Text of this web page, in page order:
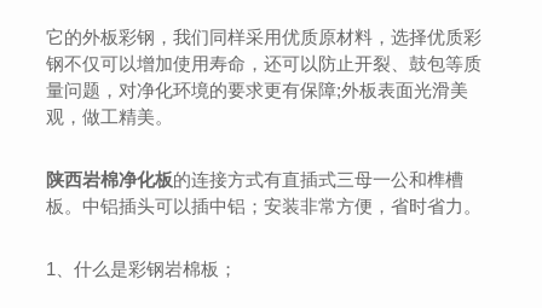
它的外板彩钢，我们同样采用优质原材料，选择优质彩
钢不仅可以增加使用寿命，还可以防止开裂、鼓包等质
量问题，对净化环境的要求更有保障;外板表面光滑美
观，做工精美。
陕西岩棉净化板的连接方式有直插式三母一公和榫槽
板。中铝插头可以插中铝；安装非常方便，省时省力。
1、什么是彩钢岩棉板；